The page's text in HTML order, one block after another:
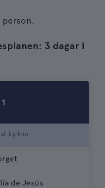
person.
3 dagar i
kyrkan
de Jesús